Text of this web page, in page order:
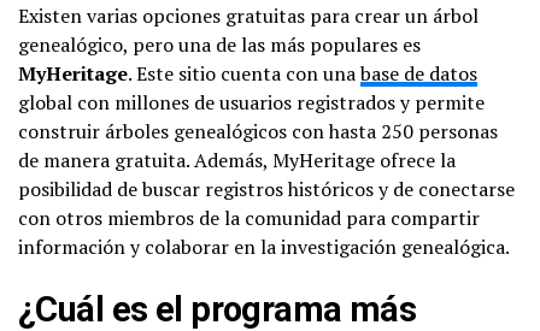
Existen varias opciones gratuitas para crear un árbol
genealógico, pero una de las más populares es
MyHeritage. Este sitio cuenta con unabase de datos
global con millones de usuarios registrados y permite
construir árboles genealógicos con hasta 250 personas
de manera gratuita. Además, MyHeritage ofrece la
posibilidad de buscar registros históricos y de conectarse
con otros miembros de la comunidad para compartir
información y colaborar en la investigación genealógica.
¿Cuál es el programa más